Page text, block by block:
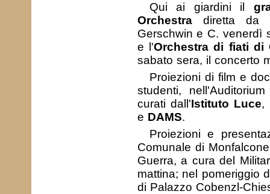
Qui ai giardini il
Orchestradiretta da
Gerschwin e C. venerdì
e l'Orchestra di fiati di
sabato sera, il concerto
Proiezioni di film e
studenti,
curati dall'Istituto Luce,
e DAMS.
Proiezioni e
Comunale di
Guerra, a cura del
mattina; nel pomeriggio
di Palazzo Cobenzl-